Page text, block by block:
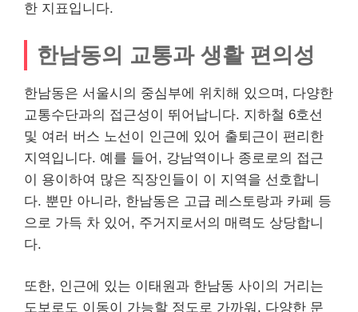
한 지표입니다.
한남동의 교통과 생활 편의성
한남동은 서울시의 중심부에 위치해 있으며, 다양한
교통수단과의 접근성이 뛰어납니다. 지하철 6호선
및 여러 버스 노선이 인근에 있어 출퇴근이 편리한
지역입니다. 예를 들어, 강남역이나 종로로의 접근
이 용이하여 많은 직장인 들이 이 지역을 선호합니
다. 뿐만 아니라, 한남동은 고급 레스토랑과 카페 등
으로 가득 차 있어, 주거지로서의 매력도 상당합니
다.
또한, 인근에 있는 이태원과 한남동 사이의 거리는
도보로도 이동이 가능할 정도로 가까워, 다양한 문